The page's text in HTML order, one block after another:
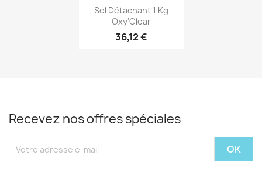
Aperçu rapide
Sel Détachant 1 Kg
Oxy'Clear
36,12 €
Recevez nos offres spéciales